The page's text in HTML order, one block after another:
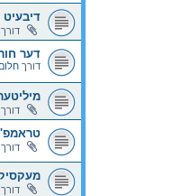
דיבעיט
דורך
דער
דורך
דורך
טראמפ'ס
דורך
דורך